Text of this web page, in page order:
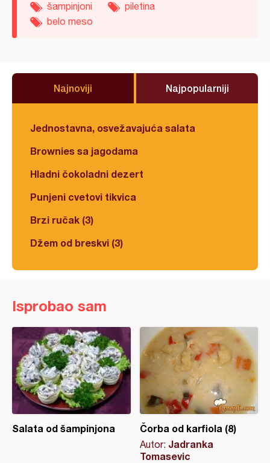
šampinjoni
piletina
belo meso
Najnoviji Najpopularniji
Jednostavna, osvežavajuća salata
Brownies sa jagodama
Hladni čokoladni dezert
Punjeni cvetovi tikvica
Brzi ručak (3)
Džem od breskvi (3)
Isprobao sam
Salata od šampinjona Čorba od karfiola (8)
Autor: Jadranka
Tomasevic